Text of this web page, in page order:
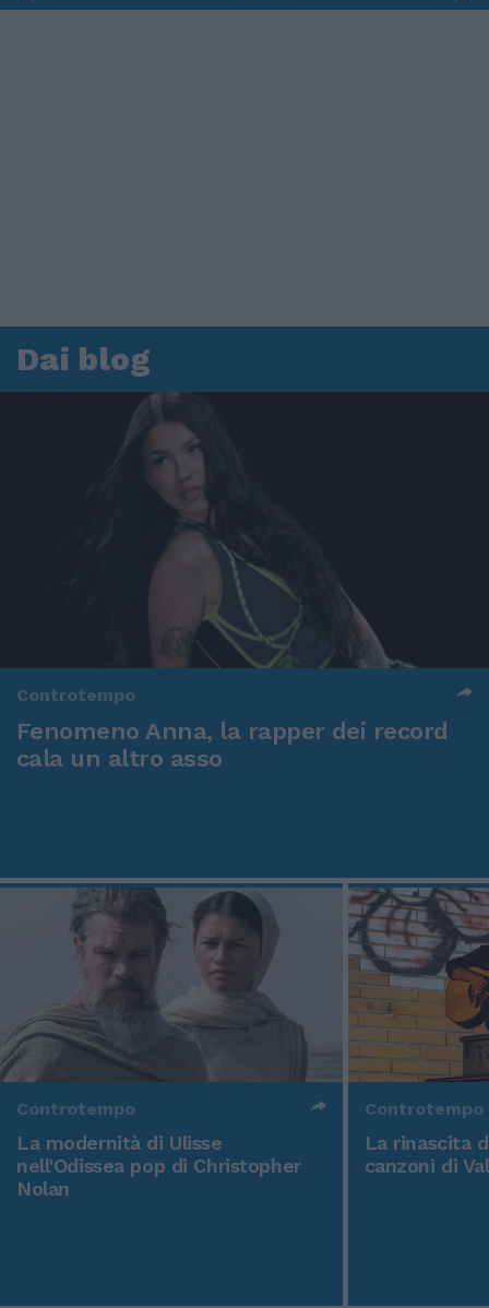
Dai blog
Controtempo
Fenomeno Anna, la rapper dei record
cala un altro asso
Controtempo
La modernità di Ulisse
nell'Odissea pop di Christopher
Nolan
Controtempo
La rinascita
canzoni di